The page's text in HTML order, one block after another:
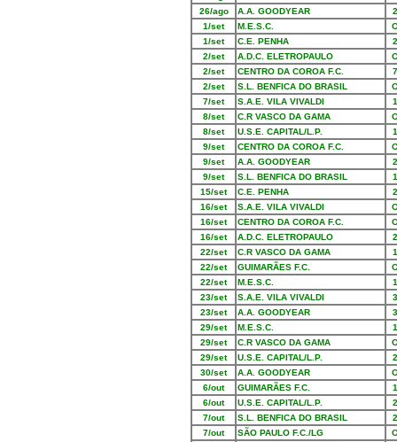
26/ago
A.A. GOODYEAR
2
1/set
M.E.S.C.
1/set
C.E. PENHA
2
2/set
A.D.C. ELETROPAULO
2/set
CENTRO DA COROA F.C.
7
2/set
S.L. BENFICA DO BRASIL
7/set
S.A.E. VILA VIVALDI
1
8/set
C.R VASCO DA GAMA
8/set
U.S.E. CAPITAL/L.P.
1
9/set
CENTRO DA COROA F.C.
9/set
A.A. GOODYEAR
2
9/set
S.L. BENFICA DO BRASIL
1
15/set
C.E. PENHA
2
16/set
S.A.E. VILA VIVALDI
16/set
CENTRO DA COROA F.C.
16/set
A.D.C. ELETROPAULO
2
22/set
C.R VASCO DA GAMA
1
22/set
GUIMARÃES F.C.
22/set
M.E.S.C.
1
23/set
S.A.E. VILA VIVALDI
3
23/set
A.A. GOODYEAR
3
29/set
M.E.S.C.
1
29/set
C.R VASCO DA GAMA
29/set
U.S.E. CAPITAL/L.P.
2
30/set
A.A. GOODYEAR
6/out
GUIMARÃES F.C.
1
6/out
U.S.E. CAPITAL/L.P.
2
7/out
S.L. BENFICA DO BRASIL
2
7/out
SÃO PAULO F.C./LG